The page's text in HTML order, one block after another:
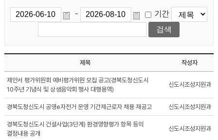
- 기간
제목 작성자
제안서 평가위원회 예비평가위원 모집 공고(경북도청신도시
10주년 기념식 및 상생음악회 행사 대행용역)
신도시조성지원과
경북도청신도시 공영e자전거 운영 기간제근로자 채용 재공고 신도시조성지원과
경북도청신도시 건설사업(3단계) 환경영향평가 항목 등의
결정내용 공개
신도시조성지원과